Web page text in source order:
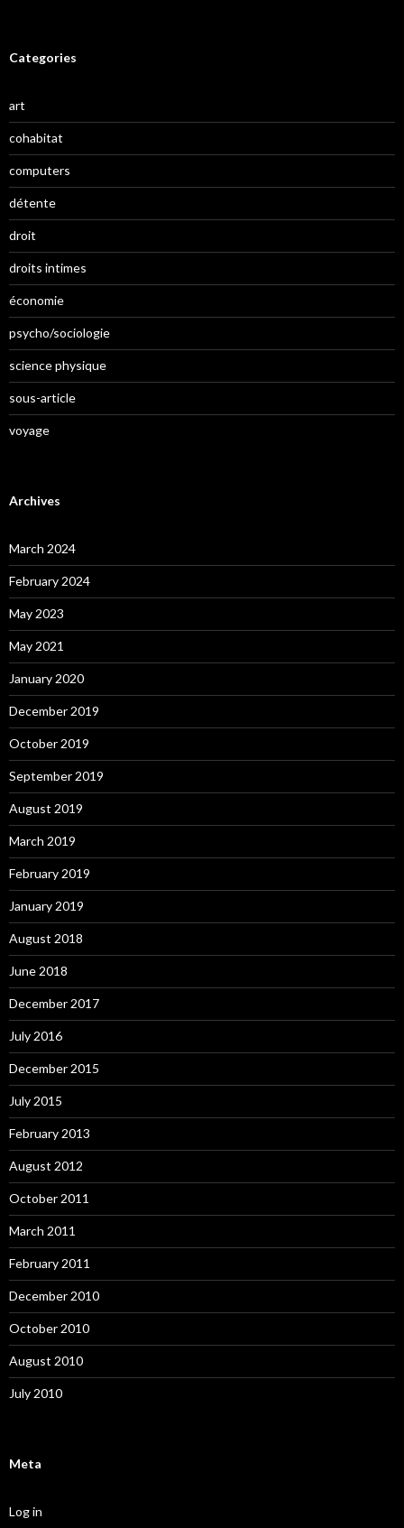
Categories
art
cohabitat
computers
détente
droit
droits intimes
économie
psycho/sociologie
science physique
sous-article
voyage
Archives
March 2024
February 2024
May 2023
May 2021
January 2020
December 2019
October 2019
September 2019
August 2019
March 2019
February 2019
January 2019
August 2018
June 2018
December 2017
July 2016
December 2015
July 2015
February 2013
August 2012
October 2011
March 2011
February 2011
December 2010
October 2010
August 2010
July 2010
Meta
Log in